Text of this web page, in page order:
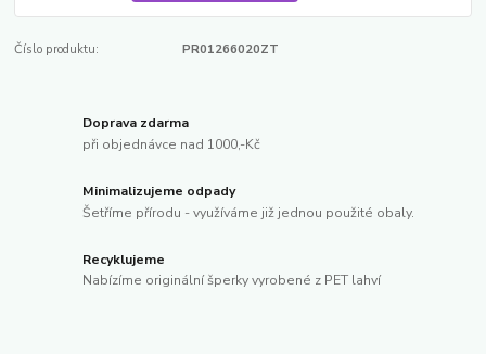
Číslo produktu: PR01266020ZT
Doprava zdarma
při objednávce nad 1000,-Kč
Minimalizujeme odpady
Šetříme přírodu - využíváme již jednou použité obaly.
Recyklujeme
Nabízíme originální šperky vyrobené z PET lahví